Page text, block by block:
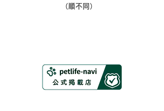
​（順不同）